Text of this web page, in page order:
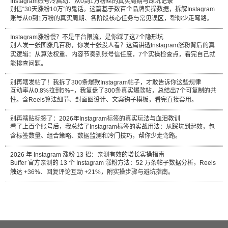
别信“30天涨粉10万”的鬼话。这篇基于数百个品牌实操数据，拆解Instagram
账号从0到1万粉的真实周期、各阶段核心任务与常见误区，帮你少走弯路。
Instagram涨粉慢？不是平台限流，是你踩了这7个隐形坑
别人发一张图涨几百粉，你发十张没人看？这篇讲透Instagram涨粉背后的真
实逻辑：从算法权重、内容节奏到账号信任度，7个实操检查点，看完自己就
能排查问题。
别再瞎发帖了！我拆了300条爆款Instagram帖子，才敢告诉你这些规律
互动率从0.8%拉到5%+，我复盘了300条真实爆款帖，总结出7个可复制的共
性。含Reels算法细节、封面图设计、文案钩子模板，看完直接套用。
别再瞎贴标签了：2026年Instagram标签的真实玩法与血泪教训
看了上百个账号后，我总结了Instagram标签的实战用法：从踩坑到起效，包
含标签数量、组合策略、数据监测和冷门技巧，帮你少走弯路。
2026 年 Instagram 涨粉 13 招：亲测有效的增长实操指南
Buffer 官方亲测的 13 个 Instagram 涨粉方法：52 万条帖子数据分析，Reels
触达 +36%、回复评论互动 +21%，附实操步骤与避坑指南。